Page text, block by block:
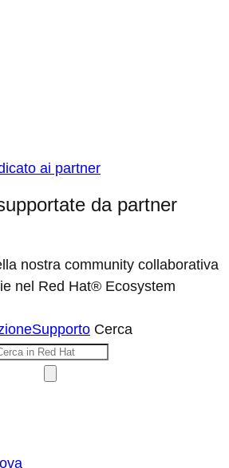
ai partner
da partner
nostra community collaborativa
nel Red Hat® Ecosystem
Supporto Cerca